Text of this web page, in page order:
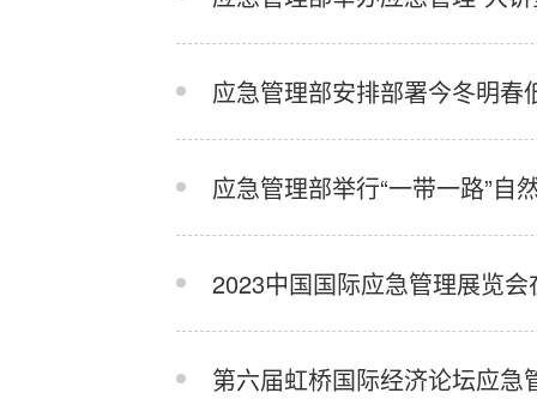
应急管理部安排部署今冬明
应急管理部举行“一带一路”
2023中国国际应急管理展览会
第六届虹桥国际经济论坛应急